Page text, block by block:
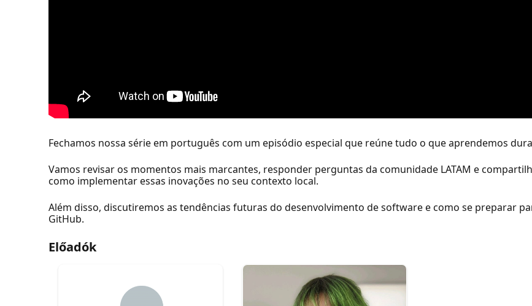
Fechamos nossa série em português com um episódio especial que reúne tudo o que aprendemos
Vamos revisar os momentos mais marcantes, responder perguntas da comunidade LATAM e
como implementar essas inovações no seu contexto local.
Além disso, discutiremos as tendências futuras do desenvolvimento de software e como se preparar
GitHub.
Előadók